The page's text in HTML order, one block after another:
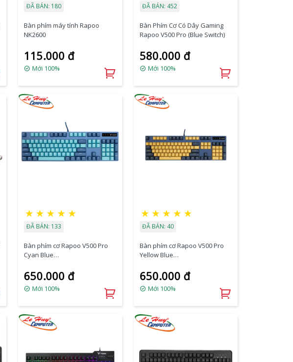
ĐÃ BÁN: 180
Bàn phím máy tính Rapoo
NK2600
115.000 đ
Mới 100%
ĐÃ BÁN: 452
Bàn Phím Cơ Có Dây Gaming
Rapoo V500 Pro (Blue Switch)
580.000 đ
Mới 100%
★ ★ ★ ★ ★
ĐÃ BÁN: 133
Bàn phím cơ Rapoo V500 Pro
Cyan Blue
650.000 đ
Mới 100%
★ ★ ★ ★ ★
ĐÃ BÁN: 40
Bàn phím cơ Rapoo V500 Pro
Yellow Blue
650.000 đ
Mới 100%